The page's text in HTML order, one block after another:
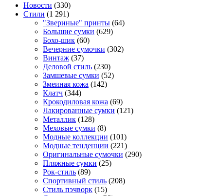
Новости (330)
Стили (1 291)
"Звериные" принты (64)
Большие сумки (629)
Бохо-шик (60)
Вечерние сумочки (302)
Винтаж (37)
Деловой стиль (230)
Замшевые сумки (52)
Змеиная кожа (142)
Клатч (344)
Крокодиловая кожа (69)
Лакированные сумки (121)
Металлик (128)
Меховые сумки (8)
Модные коллекции (101)
Модные тенденции (221)
Оригинальные сумочки (290)
Пляжные сумки (25)
Рок-стиль (89)
Спортивный стиль (208)
Стиль пэчворк (15)